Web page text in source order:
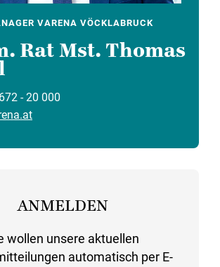
VARENA VÖCKLABRUCK
Rat Mst. Thomas
- 20 000
ANMELDEN
wollen unsere aktuellen
automatisch per E-